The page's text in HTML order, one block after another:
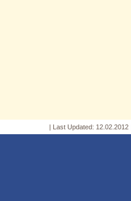
| Last Updated: